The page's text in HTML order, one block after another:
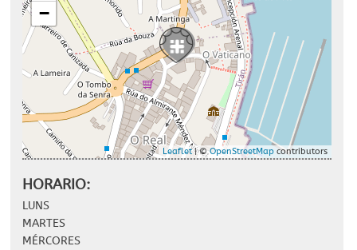
−
Leaflet| ©OpenStreetMap contributors
HORARIO:
LUNS
MARTES
MÉRCORES